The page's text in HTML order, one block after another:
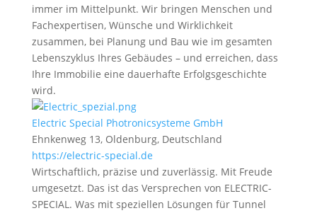
immer im Mittelpunkt. Wir bringen Menschen und
Fachexpertisen, Wünsche und Wirklichkeit
zusammen, bei Planung und Bau wie im gesamten
Lebenszyklus Ihres Gebäudes – und erreichen, dass
Ihre Immobilie eine dauerhafte Erfolgsgeschichte
wird.
Electric Special Photronicsysteme GmbH
Ehnkenweg 13, Oldenburg, Deutschland
https://electric-special.de
Wirtschaftlich, präzise und zuverlässig. Mit Freude
umgesetzt. Das ist das Versprechen von ELECTRIC-
SPECIAL. Was mit speziellen Lösungen für Tunnel